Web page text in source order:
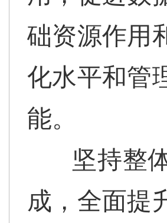
础资源作用
化水平和管
能。
坚持整
成，全面提